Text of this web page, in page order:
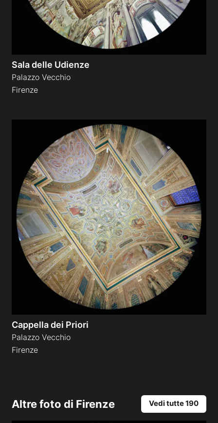
Sala delle Udienze
Palazzo Vecchio
Firenze
Cappella dei Priori
Palazzo Vecchio
Firenze
Altre foto di Firenze Vedi tutte 190